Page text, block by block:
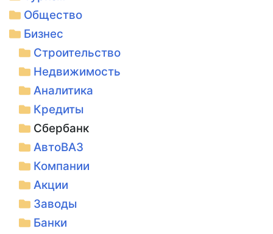
Общество
Бизнес
Строительство
Недвижимость
Аналитика
Кредиты
Сбербанк
АвтоВАЗ
Компании
Акции
Заводы
Банки